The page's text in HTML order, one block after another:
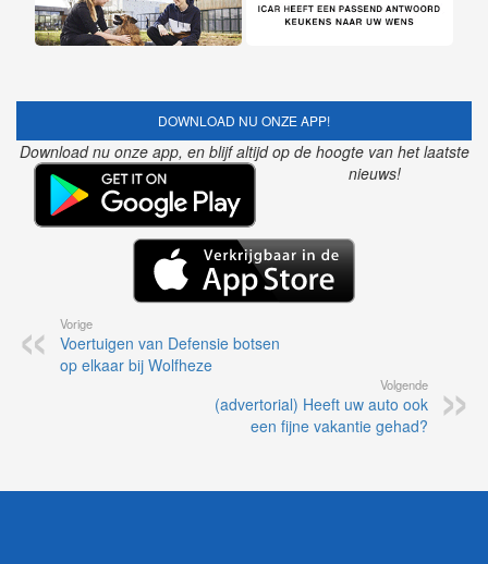
DOWNLOAD NU ONZE APP!
Download nu onze app, en blijf altijd op de hoogte van het laatste
nieuws!
Vorige
Voertuigen van Defensie botsen
op elkaar bij Wolfheze
Volgende
(advertorial) Heeft uw auto ook
een fijne vakantie gehad?